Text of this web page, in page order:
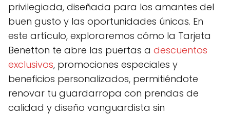
privilegiada, diseñada para los amantes del
buen gusto y las oportunidades únicas. En
este artículo, exploraremos cómo la Tarjeta
Benetton te abre las puertas a descuentos
exclusivos, promociones especiales y
beneficios personalizados, permitiéndote
renovar tu guardarropa con prendas de
calidad y diseño vanguardista sin